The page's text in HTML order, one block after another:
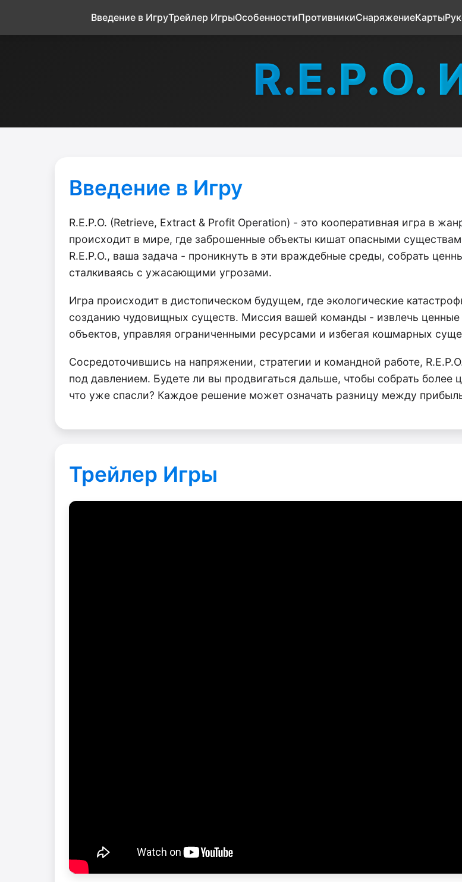
Введение в ИгруТрейлер ИгрыОсобенностиПротивникиСнаряжениеКарты
R.E.P.O.
Введение в Игру
R.E.P.O. (Retrieve, Extract & Profit Operation) - это кооперативная игра в
происходит в мире, где заброшенные объекты кишат опасными
R.E.P.O., ваша задача - проникнуть в эти враждебные среды, собрать
сталкиваясь с ужасающими угрозами.
Игра происходит в дистопическом будущем, где экологические
созданию чудовищных существ. Миссия вашей команды - извлечь
объектов, управляя ограниченными ресурсами и избегая кошмарных
Сосредоточившись на напряжении, стратегии и командной работе,
под давлением. Будете ли вы продвигаться дальше, чтобы собрать
что уже спасли? Каждое решение может означать разницу между
Трейлер Игры